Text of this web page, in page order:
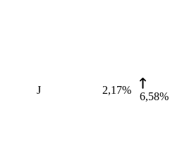
J 2,17%
6,58%